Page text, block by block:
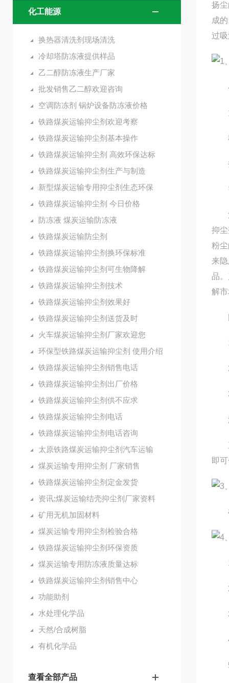
化工能源
换热器清洗剂现场清洗
冷却塔防冻液提供样品
乙二醇防冻液生产厂家
批发销售乙二醇欢迎咨询
空调防冻剂 锅炉设备防冻液价格
铁路煤炭运输抑尘剂欢迎考察
铁路煤炭运输抑尘剂基本操作
铁路煤炭运输抑尘剂 高效环保达标
铁路煤炭运输抑尘剂生产与制造
新型煤炭运输专用抑尘剂生态环保
铁路煤炭运输抑尘剂 今日价格
防冻液 煤炭运输防冻液
铁路煤炭运输防尘剂
铁路煤炭运输抑尘剂换环保标准
铁路煤炭运输抑尘剂可生物降解
铁路煤炭运输抑尘剂技术
铁路煤炭运输抑尘剂效果好
铁路煤炭运输抑尘剂送货及时
火车煤炭运输抑尘剂厂家欢迎您
环保型铁路煤炭运输抑尘剂 使用介绍
铁路煤炭运输抑尘剂销售电话
铁路煤炭运输抑尘剂出厂价格
铁路煤炭运输抑尘剂供不应求
铁路煤炭运输抑尘剂电话
铁路煤炭运输抑尘剂电话咨询
太原铁路煤炭运输抑尘剂汽车运输
煤炭运输专用抑尘剂 厂家销售
铁路煤炭运输抑尘剂定金发货
资讯;煤炭运输结壳抑尘剂厂家资料
矿用无机加固材料
煤炭运输专用抑尘剂检验合格
铁路煤炭运输抑尘剂环保资质
煤炭运输专用防冻液质量达标
铁路煤炭运输抑尘剂销售中心
功能助剂
水处理化学品
天然/合成树脂
有机化学品
查看全部产品
扬
成
过
1
小
大
移
井
需
河
抑
粉
来
品
解
1.
2.
3.
液
直
即
3
根
4
1.
2.
3.
4.
5.